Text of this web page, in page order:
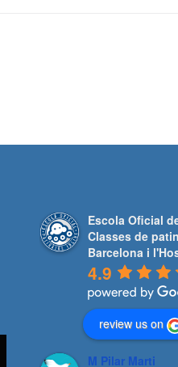
Escola Oficial
Classes de
Barcelona i
4.9
review us on
M Pilar Marti